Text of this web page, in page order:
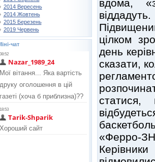
2014 Вересень
2014 Жовтень
2015 Березень
2019 Червень
чат
вдома,
віддадуть.
цілком
день
сказати,
статися,
«Ферро-